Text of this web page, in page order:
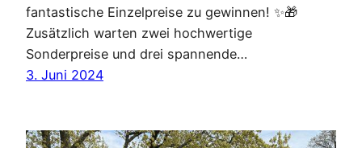
fantastische Einzelpreise zu gewinnen! ✨🎁
Zusätzlich warten zwei hochwertige
Sonderpreise und drei spannende…
3. Juni 2024